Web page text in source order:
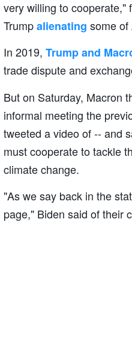
very willing to cooperate,"
Trumpalienating some of
In 2019, Trump and
trade dispute and
But on Saturday, Macron
informal meeting the
tweeted a video of -- and
must cooperate to tackle
climate change.
"As we say back in the
page," Biden said of their